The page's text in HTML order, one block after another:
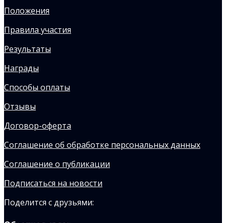
Положения
Правила участия
Результаты
Награды
Способы оплаты
Отзывы
Договор-оферта
Соглашение об обработке персональных данных
Соглашение о публикации
Подписаться на новости
Поделится с друзьями: